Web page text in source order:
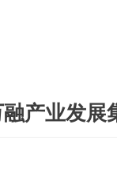
产业发展